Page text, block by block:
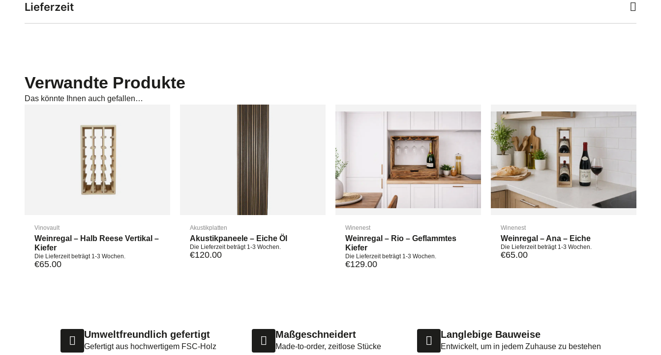
Lieferzeit
Verwandte Produkte
Das könnte Ihnen auch gefallen…
Vinovault
Weinregal – Halb Reese Vertikal –
Kiefer
Die Lieferzeit beträgt 1-3 Wochen.
€65.00
Akustikplatten
Akustikpaneele – Eiche Öl
Die Lieferzeit beträgt 1-3 Wochen.
€120.00
Winenest
Weinregal – Rio – Geflammtes
Kiefer
Die Lieferzeit beträgt 1-3 Wochen.
€129.00
Winenest
Weinregal – Ana – Eiche
Die Lieferzeit beträgt 1-3 Wochen.
€65.00
Umweltfreundlich gefertigt
Gefertigt aus hochwertigem FSC-Holz
Maßgeschneidert
Made-to-order, zeitlose Stücke
Langlebige Bauweise
Entwickelt, um in jedem Zuhause zu bestehen